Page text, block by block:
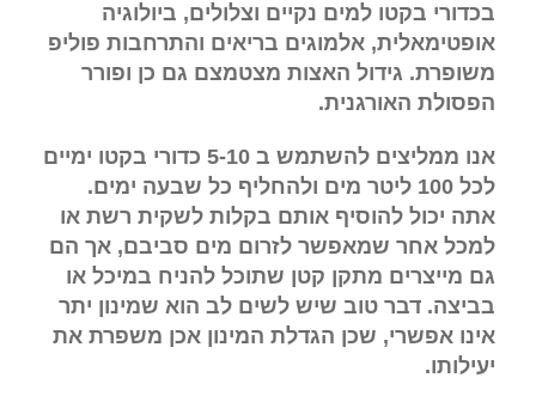
בכדורי בקטו למים נקיים וצלולים, ביולוגיה
אופטימאלית, אלמוגים בריאים והתרחבות פוליפ
משופרת. גידול האצות מצטמצם גם כן ופורר
הפסולת האורגנית.
אנו ממליצים להשתמש ב 5-10 כדורי בקטו ימיים
לכל 100 ליטר מים ולהחליף כל שבעה ימים.
אתה יכול להוסיף אותם בקלות לשקית רשת או
למכל אחר שמאפשר לזרום מים סביבם, אך הם
גם מייצרים מתקן קטן שתוכל להניח במיכל או
בביצה. דבר טוב שיש לשים לב הוא שמינון יתר
אינו אפשרי, שכן הגדלת המינון אכן משפרת את
יעילותו.